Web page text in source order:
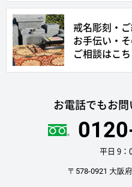
戒名彫刻・
お手伝い・
ご相談はこ
お電話でもお
平日 9：
〒578-0921 大阪